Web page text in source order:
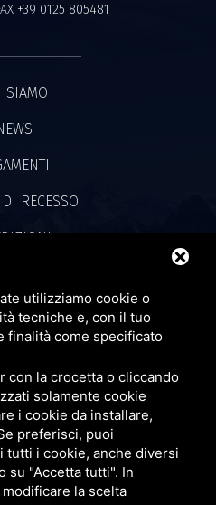
+39 0125 805481
SIAMO
RECESSO
POLICY
POLICY
Siti Web by
utilizziamo cookie o
tecniche e, con il tuo
finalità come specificato
con la crocetta o cliccando
solamente cookie
i cookie da installare,
preferisci, puoi
i cookie, anche diversi
su "Accetta tutti". In
la scelta